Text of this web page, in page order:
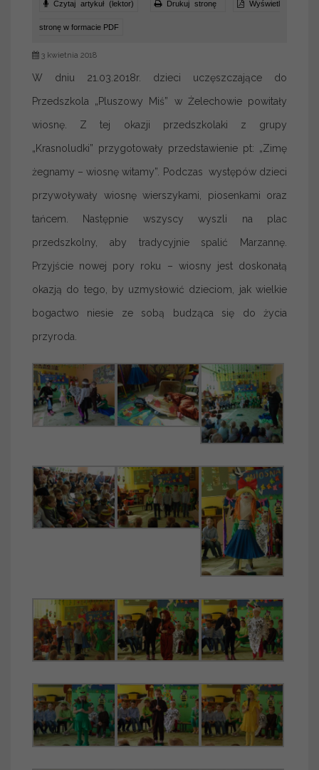
Czytaj artykuł (lektor) Drukuj stronę Wyświetl
stronę w formacie PDF
3 kwietnia 2018
W dniu 21.03.2018r. dzieci uczęszczające do
Przedszkola „Pluszowy Miś” w Żelechowie powitały
wiosnę. Z tej okazji przedszkolaki z grupy
„Krasnoludki” przygotowały przedstawienie pt: „Zimę
żegnamy – wiosnę witamy”. Podczas występów dzieci
przywoływały wiosnę wierszykami, piosenkami oraz
tańcem. Następnie wszyscy wyszli na plac
przedszkolny, aby tradycyjnie spalić Marzannę.
Przyjście nowej pory roku – wiosny jest doskonałą
okazją do tego, by uzmysłowić dzieciom, jak wielkie
bogactwo niesie ze sobą budząca się do życia
przyroda.